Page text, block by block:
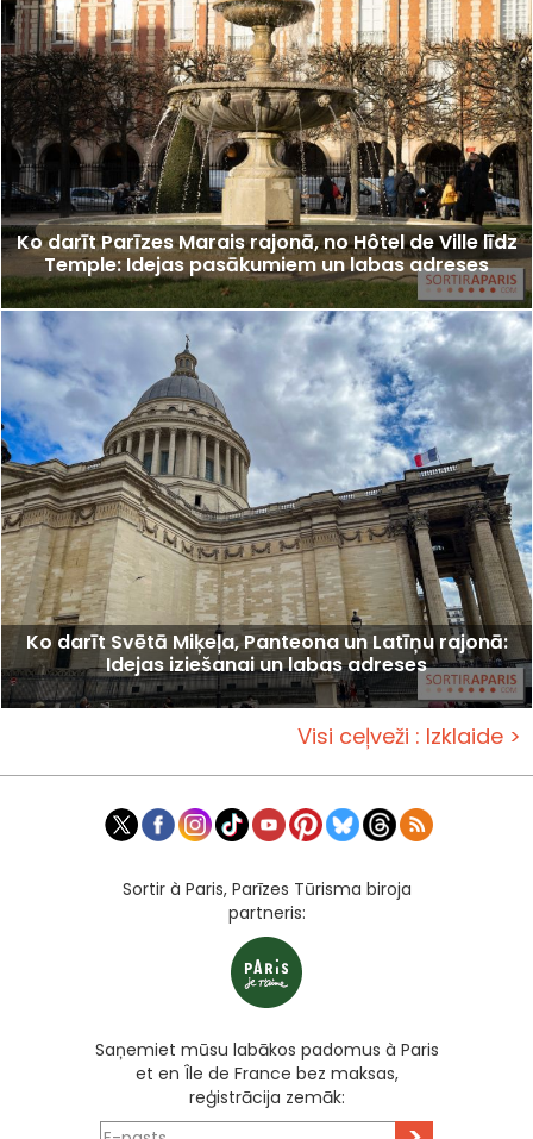
Ko darīt Parīzes Marais rajonā, no Hôtel de Ville līdz
Temple: Idejas pasākumiem un labas adreses
Ko darīt Svētā Miķeļa, Panteona un Latīņu rajonā:
Idejas iziešanai un labas adreses
Visi ceļveži : Izklaide >
Sortir à Paris, Parīzes Tūrisma biroja
partneris:
Saņemiet mūsu labākos padomus à Paris
et en Île de France bez maksas,
reģistrācija zemāk: